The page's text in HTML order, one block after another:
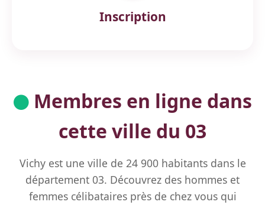
Inscription
Membres en ligne dans
cette ville du 03
Vichy est une ville de 24 900 habitants dans le
département 03. Découvrez des hommes et
femmes célibataires près de chez vous qui